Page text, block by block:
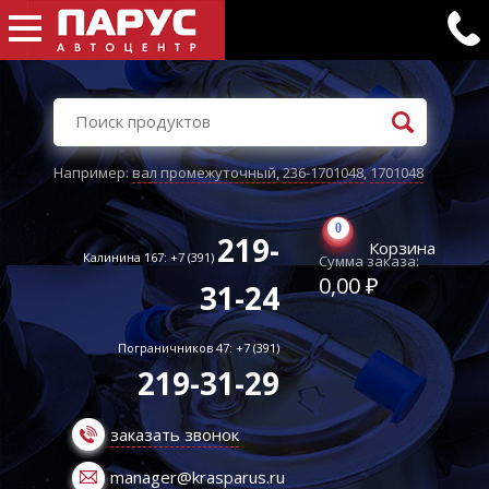
Например:вал промежуточный,236-1701048,1701048
Калинина 167: +7 (391) 219-
31-24
Пограничников 47: +7 (391)
219-31-29
заказать звонок
manager@krasparus.ru
0
Корзина
Сумма заказа:
0,00 ₽